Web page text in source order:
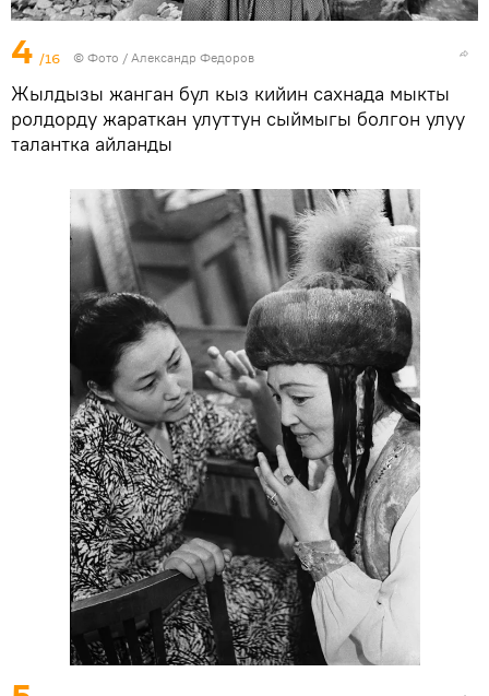
4 /16 © Фото / Александр Федоров
Жылдызы жанган бул кыз кийин сахнада мыкты
ролдорду жараткан улуттун сыймыгы болгон улуу
талантка айланды